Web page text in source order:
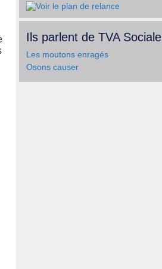
Ils parlent de TVA Sociale
Les moutons enragés
Osons causer